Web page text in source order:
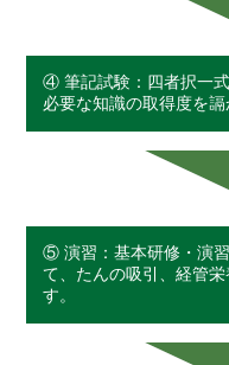
④ 筆記試験：四者択一
必要な知識の取得度を䛿
⑤ 演習：基本研修・演
て、たんの吸引、経管
す。